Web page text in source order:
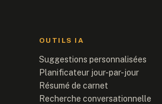
OUTILS IA
Suggestions personnalisées
Planificateur jour-par-jour
Résumé de carnet
Recherche conversationnelle